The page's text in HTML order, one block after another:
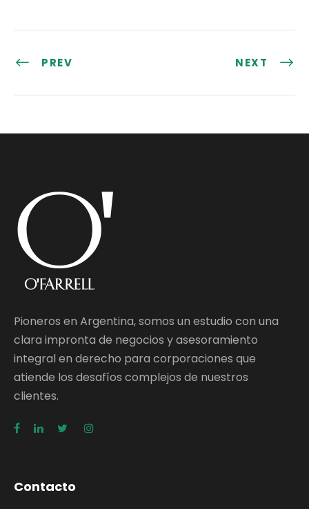
PREV NEXT
Pioneros en Argentina, somos un estudio con una
clara impronta de negocios y asesoramiento
integral en derecho para corporaciones que
atiende los desafíos complejos de nuestros
clientes.
Contacto